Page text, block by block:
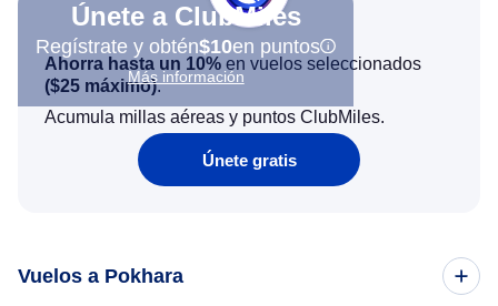
Únete a ClubMiles
Regístrate y obtén$10en puntos
Más información
Ahorra hasta un 10% en vuelos seleccionados
($25 máximo).
Acumula millas aéreas y puntos ClubMiles.
Únete gratis
Vuelos a Pokhara